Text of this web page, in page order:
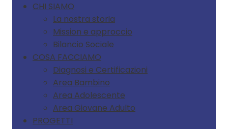
CHI SIAMO
La nostra storia
Mission e approccio
Bilancio Sociale
COSA FACCIAMO
Diagnosi e Certificazioni
Area Bambino
Area Adolescente
Area Giovane Adulto
PROGETTI